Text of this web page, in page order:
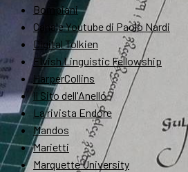
Bompiani
Canale Youtube di Paolo Nardi
Digital Tolkien
Elvish Linguistic Fellowship
HarperCollins
Il Sito dell'Anello
La rivista Endóre
Mandos
Marietti
Marquette University